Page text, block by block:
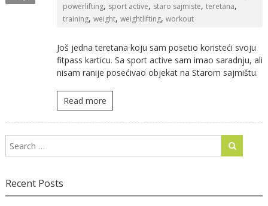
powerlifting, sport active, staro sajmiste, teretana,
training, weight, weightlifting, workout
Još jedna teretana koju sam posetio koristeći svoju
fitpass karticu. Sa sport active sam imao saradnju, ali
nisam ranije posećivao objekat na Starom sajmištu.
Read more
Recent Posts